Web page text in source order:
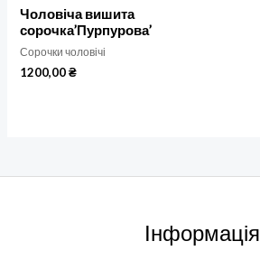
Чоловіча вишита
сорочка’Пурпурова’
Сорочки чоловічі
1200,00₴
Інформація